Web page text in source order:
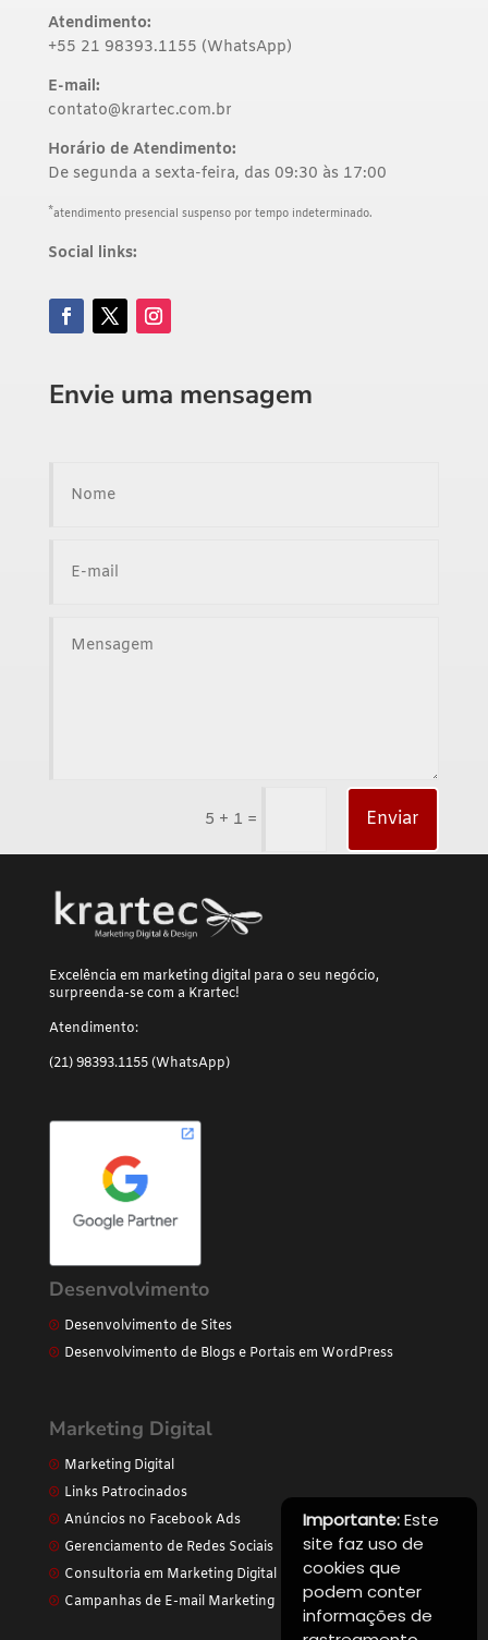
Atendimento:
+55 21 98393.1155 (WhatsApp)
E-mail:
contato@krartec.com.br
Horário de Atendimento:
De segunda a sexta-feira, das 09:30 às 17:00
*atendimento presencial suspenso por tempo indeterminado.
Social links:
Envie uma mensagem
5 + 1 = Enviar
Excelência em marketing digital para o seu negócio,
surpreenda-se com a Krartec!
Atendimento:
(21) 98393.1155 (WhatsApp)
Desenvolvimento
Desenvolvimento de Sites
Desenvolvimento de Blogs e Portais em WordPress
Marketing Digital
Marketing Digital
Links Patrocinados
Anúncios no Facebook Ads
Gerenciamento de Redes Sociais
Consultoria em Marketing Digital
Campanhas de E-mail Marketing
Importante:Este
site faz uso de
cookies que
podem conter
informações de